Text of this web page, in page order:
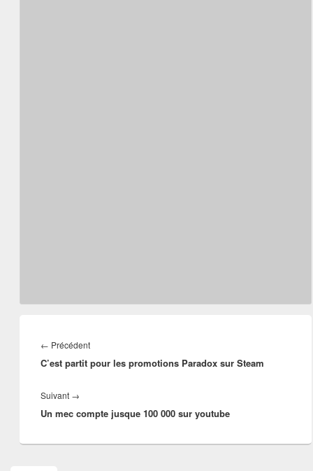
de
l’article
← PrécédentArticle
précédent :
C’est partit pour les promotions Paradox sur Steam
Suivant →Article
suivant :
Un mec compte jusque 100 000 sur youtube